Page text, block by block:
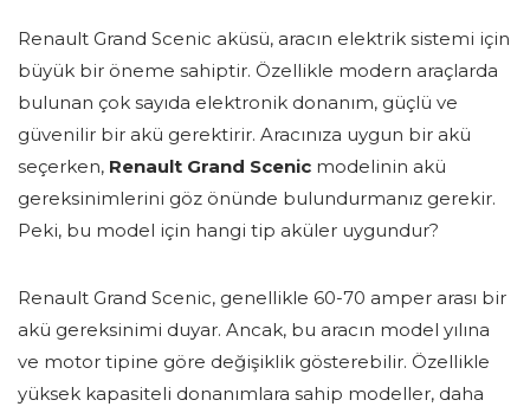
Renault Grand Scenic aküsü, aracın elektrik sistemi için
büyük bir öneme sahiptir. Özellikle modern araçlarda
bulunan çok sayıda elektronik donanım, güçlü ve
güvenilir bir akü gerektirir. Aracınıza uygun bir akü
seçerken, Renault Grand Scenic modelinin akü
gereksinimlerini göz önünde bulundurmanız gerekir.
Peki, bu model için hangi tip aküler uygundur?
Renault Grand Scenic, genellikle 60-70 amper arası bir
akü gereksinimi duyar. Ancak, bu aracın model yılına
ve motor tipine göre değişiklik gösterebilir. Özellikle
yüksek kapasiteli donanımlara sahip modeller, daha